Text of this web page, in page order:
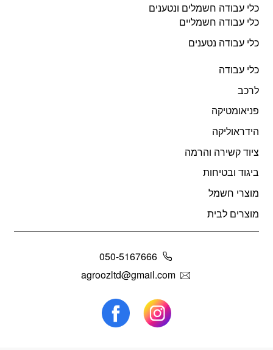
כלי עבודה חשמלים ונטענים
כלי עבודה חשמליים
כלי עבודה נטענים
כלי עבודה
לרכב
פניאומטיקה
הידראוליקה
ציוד קשירה והרמה
ביגוד ובטיחות
מוצרי חשמל
מוצרים לבית
050-5167666
agroozltd@gmail.com